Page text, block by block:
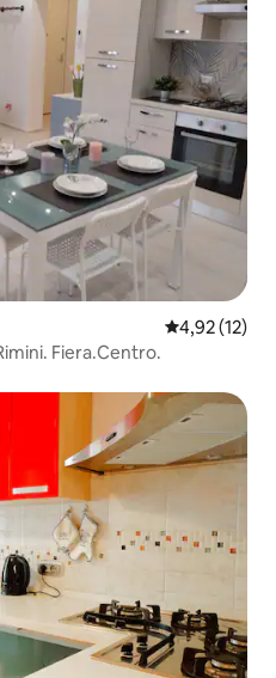
4,92 af 5 í
4,92 (12)
Fiera.Centro.